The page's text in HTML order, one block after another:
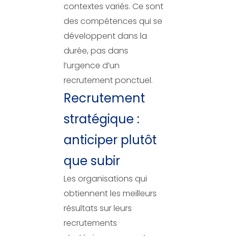
contextes variés. Ce sont
des compétences qui se
développent dans la
durée, pas dans
l’urgence d’un
recrutement ponctuel.
Recrutement
stratégique :
anticiper plutôt
que subir
Les organisations qui
obtiennent les meilleurs
résultats sur leurs
recrutements